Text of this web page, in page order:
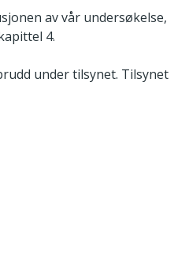
av vår undersøkelse,
4.
under tilsynet. Tilsynet